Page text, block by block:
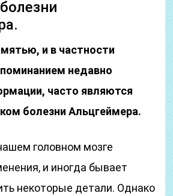
и в частности
недавно
часто являются
болезни Альцгеймера.
головном мозге
и иногда бывает
некоторые детали. Однако